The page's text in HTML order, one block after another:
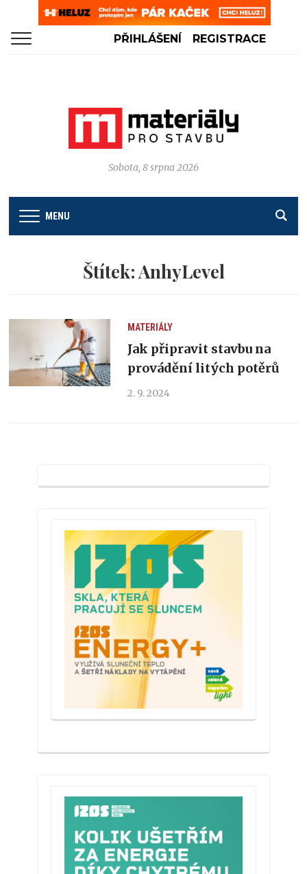
PŘIHLÁŠENÍ REGISTRACE
Sobota, 8 srpna 2026
MENU
Štítek:AnhyLevel
MATERIÁLY
Jak připravit stavbu na
provádění litých potěrů
2. 9. 2024